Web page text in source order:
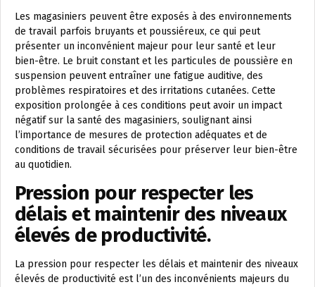
Les magasiniers peuvent être exposés à des environnements
de travail parfois bruyants et poussiéreux, ce qui peut
présenter un inconvénient majeur pour leur santé et leur
bien-être. Le bruit constant et les particules de poussière en
suspension peuvent entraîner une fatigue auditive, des
problèmes respiratoires et des irritations cutanées. Cette
exposition prolongée à ces conditions peut avoir un impact
négatif sur la santé des magasiniers, soulignant ainsi
l’importance de mesures de protection adéquates et de
conditions de travail sécurisées pour préserver leur bien-être
au quotidien.
Pression pour respecter les
délais et maintenir des niveaux
élevés de productivité.
La pression pour respecter les délais et maintenir des niveaux
élevés de productivité est l’un des inconvénients majeurs du